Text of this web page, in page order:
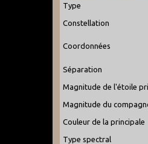
Type
Constellation
Coordonnées
Séparation
Magnitude de l'étoile
Magnitude du
Couleur de la principale
Type spectral